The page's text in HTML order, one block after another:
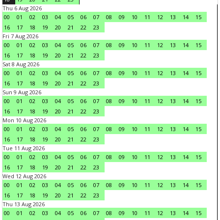
Thu 6 Aug 2026
00
01 02 03 04 05 06 07 08 09 10 11 12 13 14
15
16
17 18 19 20 21 22
23
Fri 7 Aug 2026
00
01 02 03 04 05 06 07 08 09 10 11 12 13 14
15
16
17 18 19 20 21 22
23
Sat 8 Aug 2026
00
01 02 03 04 05 06 07 08 09 10 11 12 13 14
15
16
17 18 19 20 21 22
23
Sun 9 Aug 2026
00
01 02 03 04 05 06 07 08 09 10 11 12 13 14
15
16
17 18 19 20 21 22
23
Mon 10 Aug 2026
00
01 02 03 04 05 06 07 08 09 10 11 12 13 14
15
16
17 18 19 20 21 22
23
Tue 11 Aug 2026
00
01 02 03 04 05 06 07 08 09 10 11 12 13 14
15
16
17 18 19 20 21 22
23
Wed 12 Aug 2026
00
01 02 03 04 05 06 07 08 09 10 11 12 13 14
15
16
17 18 19 20 21 22
23
Thu 13 Aug 2026
00
01 02 03 04 05 06 07 08 09 10 11 12 13 14
15